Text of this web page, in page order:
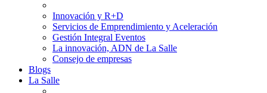
Innovación y R+D
Servicios de Emprendimiento y Aceleración
Gestión Integral Eventos
La innovación, ADN de La Salle
Consejo de empresas
Blogs
La Salle